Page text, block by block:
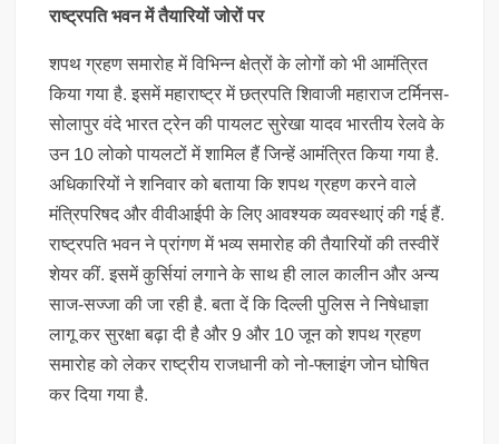
राष्ट्रपति भवन में तैयारियों जोरों पर
शपथ ग्रहण समारोह में विभिन्न क्षेत्रों के लोगों को भी आमंत्रित
किया गया है. इसमें महाराष्ट्र में छत्रपति शिवाजी महाराज टर्मिनस-
सोलापुर वंदे भारत ट्रेन की पायलट सुरेखा यादव भारतीय रेलवे के
उन 10 लोको पायलटों में शामिल हैं जिन्हें आमंत्रित किया गया है.
अधिकारियों ने शनिवार को बताया कि शपथ ग्रहण करने वाले
मंत्रिपरिषद और वीवीआईपी के लिए आवश्यक व्यवस्थाएं की गई हैं.
राष्ट्रपति भवन ने प्रांगण में भव्य समारोह की तैयारियों की तस्वीरें
शेयर कीं. इसमें कुर्सियां लगाने के साथ ही लाल कालीन और अन्य
साज-सज्जा की जा रही है. बता दें कि दिल्ली पुलिस ने निषेधाज्ञा
लागू कर सुरक्षा बढ़ा दी है और 9 और 10 जून को शपथ ग्रहण
समारोह को लेकर राष्ट्रीय राजधानी को नो-फ्लाइंग जोन घोषित
कर दिया गया है.